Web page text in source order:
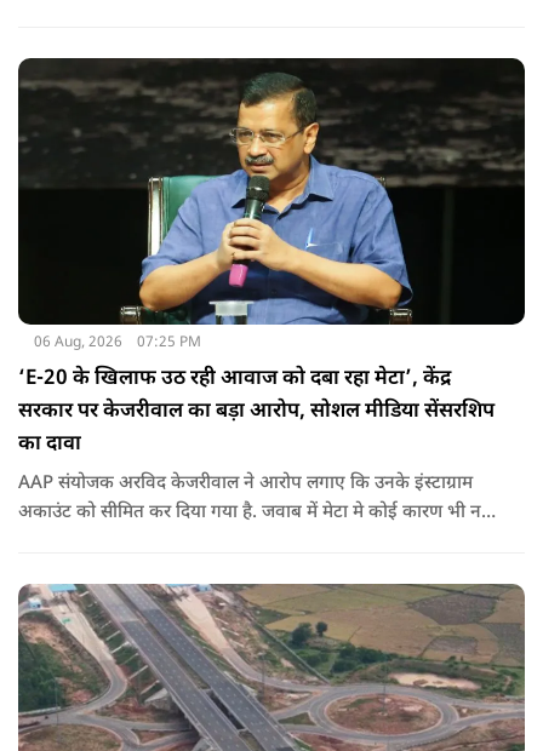
06 Aug, 2026 07:25 PM
‘E-20 के खिलाफ उठ रही आवाज को दबा रहा मेटा’, केंद्र
सरकार पर केजरीवाल का बड़ा आरोप, सोशल मीडिया सेंसरशिप
का दावा
AAP संयोजक अरविद केजरीवाल ने आरोप लगाए कि उनके इंस्टाग्राम
अकाउंट को सीमित कर दिया गया है. जवाब में मेटा मे कोई कारण भी नहीं